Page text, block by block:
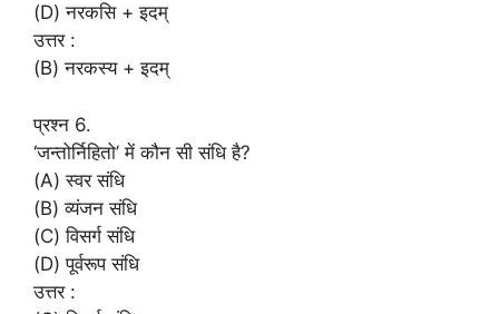
(D) नरकसि + इदम्
उत्तर :
(B) नरकस्य + इदम्
प्रश्न 6.
‘जन्तोर्निहितो’ में कौन सी संधि है?
(A) स्वर संधि
(B) व्यंजन संधि
(C) विसर्ग संधि
(D) पूर्वरूप संधि
उत्तर :